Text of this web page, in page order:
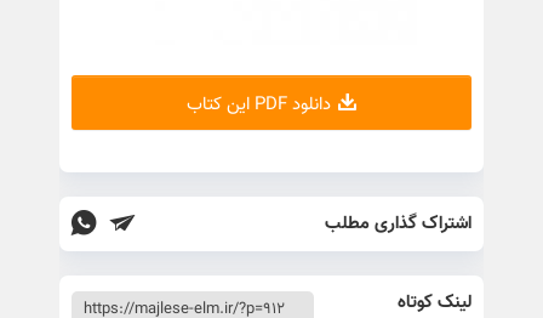
دانلود PDF این کتاب
اشتراک گذاری مطلب
لینک کوتاه